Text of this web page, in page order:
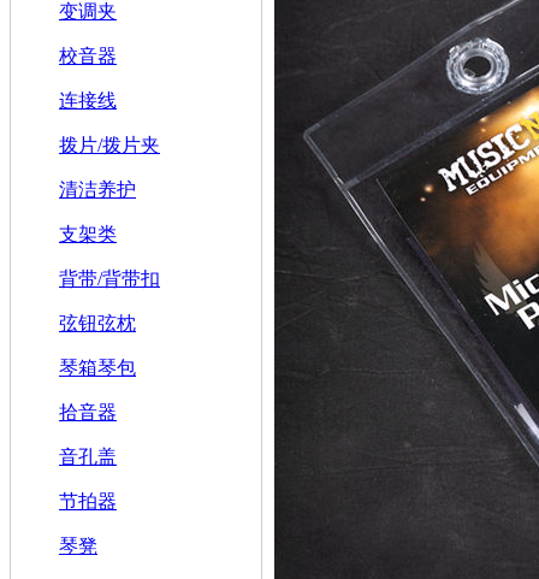
变调夹
校音器
连接线
拨片/拨片夹
清洁养护
支架类
背带/背带扣
弦钮弦枕
琴箱琴包
拾音器
音孔盖
节拍器
琴凳